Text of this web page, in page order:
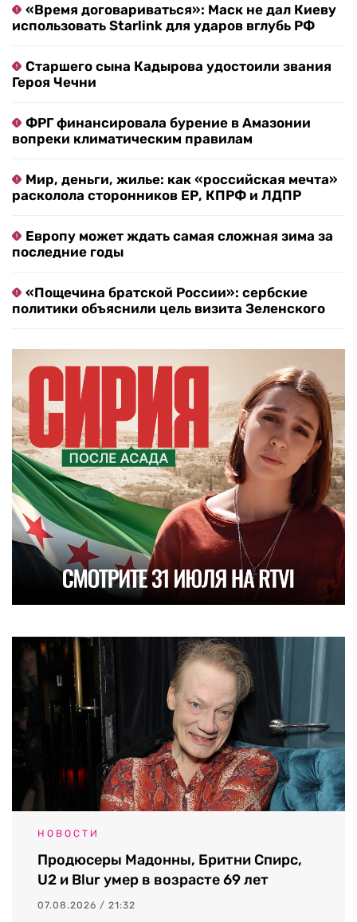
«Время договариваться»: Маск не дал Киеву
использовать Starlink для ударов вглубь РФ
Старшего сына Кадырова удостоили звания
Героя Чечни
ФРГ финансировала бурение в Амазонии
вопреки климатическим правилам
Мир, деньги, жилье: как «российская мечта»
расколола сторонников ЕР, КПРФ и ЛДПР
Европу может ждать самая сложная зима за
последние годы
«Пощечина братской России»: сербские
политики объяснили цель визита Зеленского
НОВОСТИ
Продюсеры Мадонны, Бритни Спирс,
U2 и Blur умер в возрасте 69 лет
07.08.2026 / 21:32